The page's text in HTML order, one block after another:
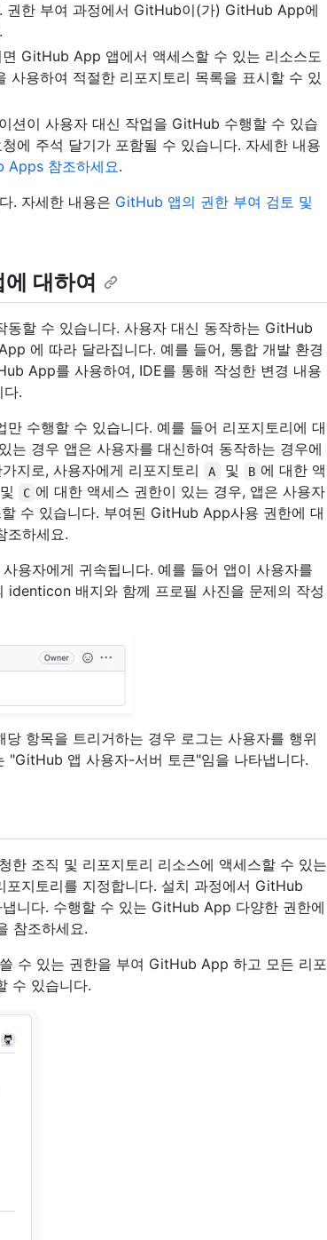
권한 부여 과정에서 GitHub이(가) GitHub App에
GitHub App 앱에서 액세스할 수 있는 리소스도
사용하여 적절한 리포지토리 목록을 표시할 수 있
션이 사용자 대신 작업을 GitHub 수행할 수 있습
에 주석 달기가 포함될 수 있습니다. 자세한 내용
Apps 참조하세요.
. 자세한 내용은 GitHub 앱의 권한 부여 검토 및
대하여
할 수 있습니다. 사용자 대신 동작하는 GitHub
에 따라 달라집니다. 예를 들어, 통합 개발 환경
App를 사용하여, IDE를 통해 작성한 변경 내용
.
수행할 수 있습니다. 예를 들어 리포지토리에 대
경우 앱은 사용자를 대신하여 동작하는 경우에
지로, 사용자에게 리포지토리
A 및 B 에 대한 액
및 C 에 대한 액세스 권한이 있는 경우, 앱은 사용자
수 있습니다. 부여된 GitHub App사용 권한에 대
조하세요.
용자에게 귀속됩니다. 예를 들어 앱이 사용자를
배지와 함께 프로필 사진을 문제의 작성
항목을 트리거하는 경우 로그는 사용자를 행위
앱 사용자-서버 토큰"임을 나타냅니다.
한 조직 및 리포지토리 리소스에 액세스할 수 있는
지토리를 지정합니다. 설치 과정에서 GitHub
니다. 수행할 수 있는 GitHub App 다양한 권한에
참조하세요.
수 있는 권한을 부여 GitHub App 하고 모든 리포
수 있습니다.